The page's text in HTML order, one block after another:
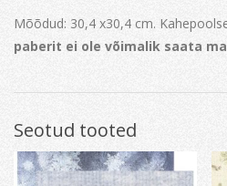
Mõõdud: 30,4 x30,4 cm.
paberit ei ole võimalik saata
Seotud tooted